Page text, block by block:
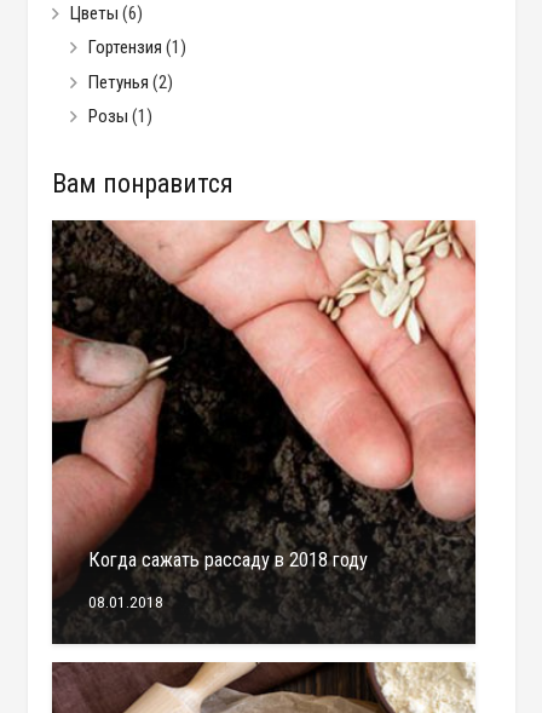
Цветы (6)
Гортензия (1)
Петунья (2)
Розы (1)
Вам понравится
Когда сажать рассаду в 2018 году
08.01.2018